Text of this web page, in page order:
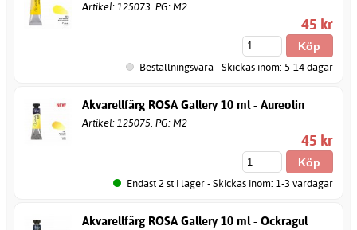
Artikel: 125073. PG: M2
45 kr
Beställningsvara - Skickas inom: 5-14 dagar
Akvarellfärg ROSA Gallery 10 ml - Aureolin
Artikel: 125075. PG: M2
45 kr
Endast 2 st i lager - Skickas inom: 1-3 vardagar
Akvarellfärg ROSA Gallery 10 ml - Ockragul